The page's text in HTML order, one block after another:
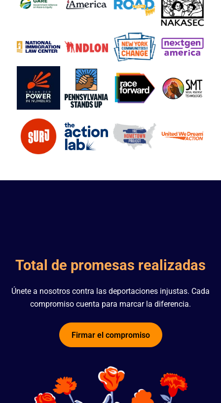
Total de promesas realizadas
Únete a nosotros contra las deportaciones injustas. Cada
compromiso cuenta para marcar la diferencia.
Firmar el compromiso